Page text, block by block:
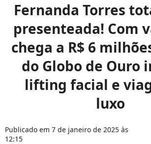
Fernanda Torres
presenteada! Com
chega a R$ 6
do Globo de Ouro
lifting facial e
luxo
Publicado em 7 de janeiro de 2025 às
12:15